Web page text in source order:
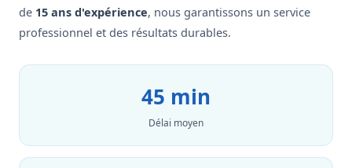
de 15 ans d'expérience, nous garantissons un service
professionnel et des résultats durables.
45 min
Délai moyen